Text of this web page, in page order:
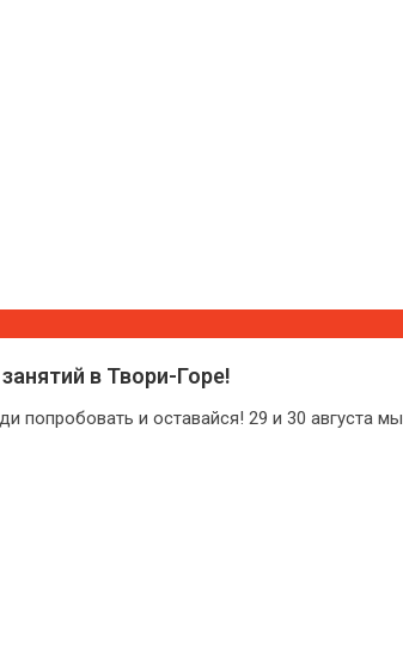
в Твори-Горе!
попробовать и оставайся! 29 и 30 августа мы